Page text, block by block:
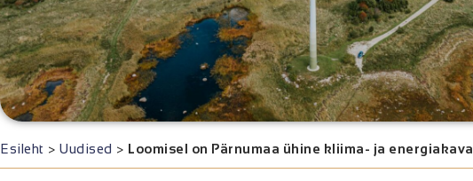
Esileht > Uudised > Loomisel on Pärnumaa ühine kliima- ja energiakava